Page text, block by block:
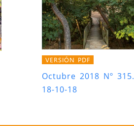
VERSIÓN PDF
Octubre 2018 Nº 315.
18-10-18